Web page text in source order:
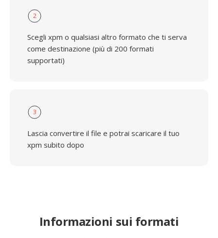
2
Scegli xpm o qualsiasi altro formato che ti serva
come destinazione (più di 200 formati
supportati)
3
Lascia convertire il file e potrai scaricare il tuo
xpm subito dopo
Informazioni sui formati